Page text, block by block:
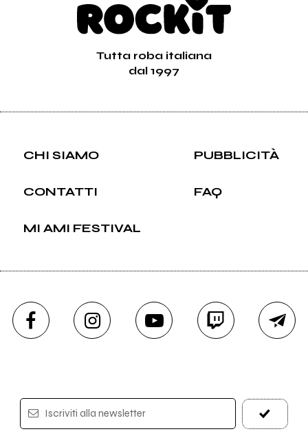
Tutta roba italiana
dal 1997
CHI SIAMO PUBBLICITÀ
CONTATTI FAQ
MI AMI FESTIVAL
Iscriviti alla newsletter